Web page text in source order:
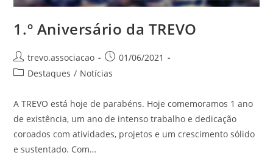
1.º Aniversário da TREVO
trevo.associacao
01/06/2021
Destaques / Notícias
A TREVO está hoje de parabéns. Hoje comemoramos 1 ano
de existência, um ano de intenso trabalho e dedicação
coroados com atividades, projetos e um crescimento sólido
e sustentado. Com…